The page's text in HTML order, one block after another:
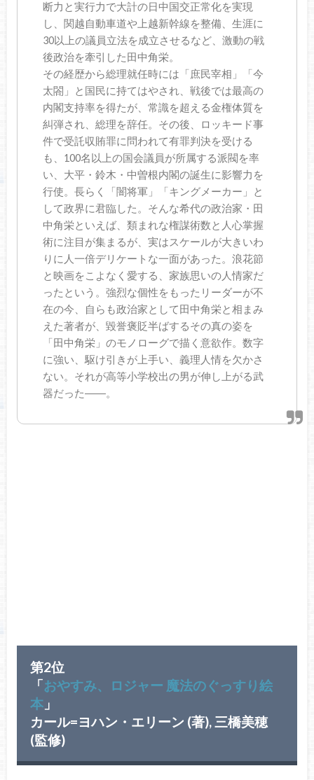
断力と実行力で大計の日中国交正常化を実現
し、関越自動車道や上越新幹線を整備、生涯に
30以上の議員立法を成立させるなど、激動の戦
後政治を牽引した田中角栄。
その経歴から総理就任時には「庶民宰相」「今
太閤」と国民に持てはやされ、戦後では最高の
内閣支持率を得たが、常識を超える金権体質を
糾弾され、総理を辞任。その後、ロッキード事
件で受託収賄罪に問われて有罪判決を受ける
も、100名以上の国会議員が所属する派閥を率
い、大平・鈴木・中曽根内閣の誕生に影響力を
行使。長らく「闇将軍」「キングメーカー」と
して政界に君臨した。そんな希代の政治家・田
中角栄といえば、類まれな権謀術数と人心掌握
術に注目が集まるが、実はスケールが大きいわ
りに人一倍デリケートな一面があった。浪花節
と映画をこよなく愛する、家族思いの人情家だ
ったという。強烈な個性をもったリーダーが不
在の今、自らも政治家として田中角栄と相まみ
えた著者が、毀誉褒貶半ばするその真の姿を
「田中角栄」のモノローグで描く意欲作。数字
に強い、駆け引きが上手い、義理人情を欠かさ
ない。それが高等小学校出の男が伸し上がる武
器だった――。
第2位
「おやすみ、ロジャー 魔法のぐっすり絵
本」
カール=ヨハン・エリーン (著), 三橋美穂
(監修)